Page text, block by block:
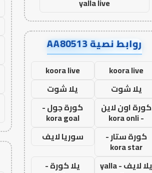
yalla live
روابط نصية AA80513
koora live
koora live
يلا شوت
يلا شوت
كورة اون لاين
- kora onli
كورة جول -
kora goal
كورة ستار -
kora star
سوريا لايف
يلا لايف - yalla
يلا كورة -